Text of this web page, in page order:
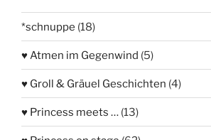
*schnuppe (18)
♥ Atmen im Gegenwind (5)
♥ Groll & Gräuel Geschichten (4)
♥ Princess meets … (13)